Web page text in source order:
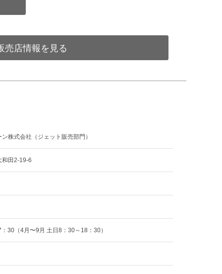
売店情報を見る
株式会社（ジェット販売部門）
和田2-19-6
：30（4月〜9月 土日8：30～18：30）